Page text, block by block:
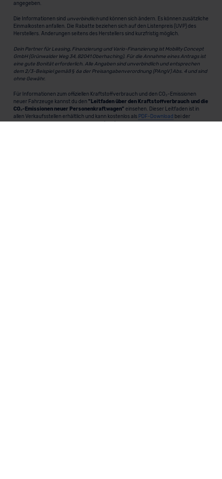
angegeben.
Die Informationen sind unverbindlichund können sich ändern. Es können zusätzliche
Einmalkosten anfallen. Die Rabatte beziehen sich auf den Listenpreis (UVP) des
Herstellers. Änderungen seitens des Herstellers sind kurzfristig möglich.
Dein Partner für Leasing, Finanzierung und Vario-Finanzierung ist Mobility Concept
GmbH (Grünwalder Weg 34, 82041 Oberhaching). Für die Annahme eines Antrags ist
eine gute Bonität erforderlich. Alle Angaben sind unverbindlich und entsprechen
dem 2/3-Beispiel gemäß § 6a der Preisangabenverordnung (PAngV) Abs. 4 und sind
ohne Gewähr.
Für Informationen zum offiziellen Kraftstoffverbrauch und den CO₂-Emissionen
neuer Fahrzeuge kannst du den "Leitfaden über den Kraftstoffverbrauch und die
CO₂-Emissionen neuer Personenkraftwagen" einsehen. Dieser Leitfaden ist in
allen Verkaufsstellen erhältlich und kann kostenlos als PDF-Download bei der